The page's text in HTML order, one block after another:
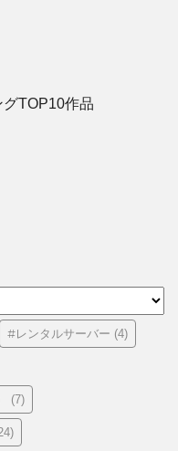
TOP10作品
#レンタルサーバー (4)
(7)